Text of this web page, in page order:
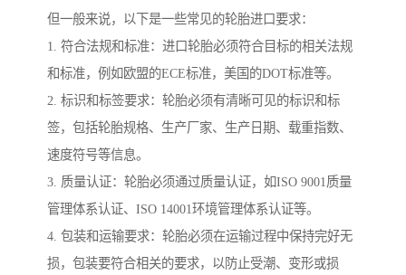
但一般来说，以下是一些常见的轮胎进口要求：
1. 符合法规和标准：进口轮胎必须符合目标的相关法规
和标准，例如欧盟的ECE标准，美国的DOT标准等。
2. 标识和标签要求：轮胎必须有清晰可见的标识和标
签，包括轮胎规格、生产厂家、生产日期、载重指数、
速度符号等信息。
3. 质量认证：轮胎必须通过质量认证，如ISO 9001质量
管理体系认证、ISO 14001环境管理体系认证等。
4. 包装和运输要求：轮胎必须在运输过程中保持完好无
损，包装要符合相关的要求，以防止受潮、变形或损